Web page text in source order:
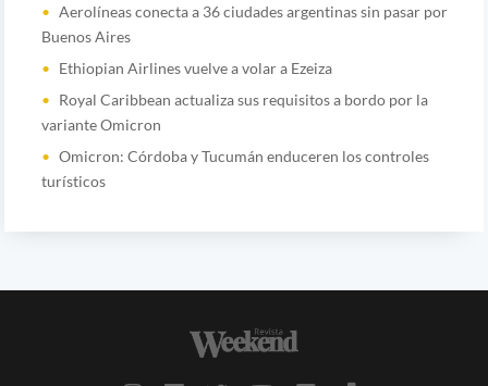
Aerolíneas conecta a 36 ciudades argentinas sin pasar por
Buenos Aires
Ethiopian Airlines vuelve a volar a Ezeiza
Royal Caribbean actualiza sus requisitos a bordo por la
variante Omicron
Omicron: Córdoba y Tucumán enduceren los controles
turísticos